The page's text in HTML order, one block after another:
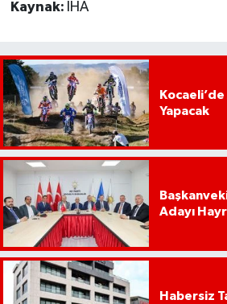
Kaynak: İHA
Yapacak
Adayı
Habersiz